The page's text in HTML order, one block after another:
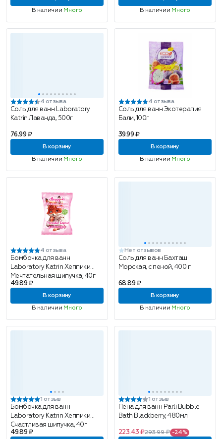
В наличии Много В наличии Много
4 отзыва
Соль для ванн Laboratory
Katrin Лаванда, 500г
76.99 ₽
В корзину
В наличии Много
4 отзыва
Соль для ванн Экотерапия
Бали, 100г
39.99 ₽
В корзину
В наличии Много
4 отзыва
Бомбочка для ванн
Laboratory Katrin Хеппики
Мечтательная шипучка, 40г
49.89 ₽
В корзину
В наличии Много
Нет отзывов
Соль для ванн Бахташ
Морская, с пеной, 400 г
68.89 ₽
В корзину
В наличии Много
1 отзыв
Бомбочка для ванн
Laboratory Katrin Хеппики
Счастливая шипучка, 40г
49.89 ₽
1 отзыв
Пена для ванн Parli Bubble
Bath Blackberry, 480мл
223.43 ₽293.99 ₽ -24%